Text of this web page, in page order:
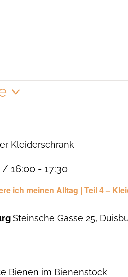
ich meinen Alltag | Teil 4 –
/ 16:00 - 17:30
Steinsche Gasse 25,